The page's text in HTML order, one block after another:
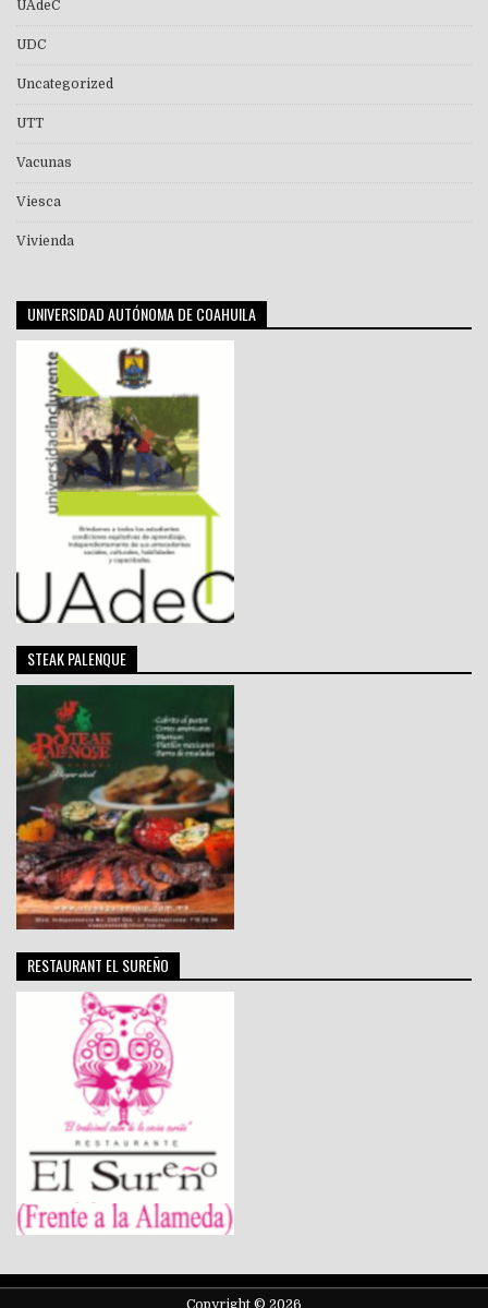
UAdeC
UDC
Uncategorized
UTT
Vacunas
Viesca
Vivienda
UNIVERSIDAD AUTÓNOMA DE COAHUILA
STEAK PALENQUE
RESTAURANT EL SUREÑO
Copyright © 2026